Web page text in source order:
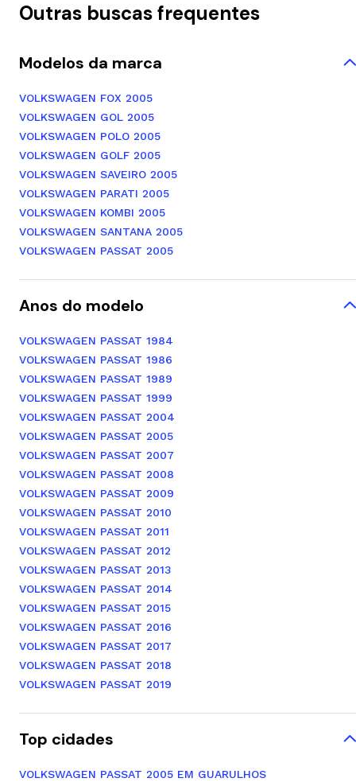
Outras buscas frequentes
Modelos da marca
VOLKSWAGEN FOX 2005
VOLKSWAGEN GOL 2005
VOLKSWAGEN POLO 2005
VOLKSWAGEN GOLF 2005
VOLKSWAGEN SAVEIRO 2005
VOLKSWAGEN PARATI 2005
VOLKSWAGEN KOMBI 2005
VOLKSWAGEN SANTANA 2005
VOLKSWAGEN PASSAT 2005
Anos do modelo
VOLKSWAGEN PASSAT 1984
VOLKSWAGEN PASSAT 1986
VOLKSWAGEN PASSAT 1989
VOLKSWAGEN PASSAT 1999
VOLKSWAGEN PASSAT 2004
VOLKSWAGEN PASSAT 2005
VOLKSWAGEN PASSAT 2007
VOLKSWAGEN PASSAT 2008
VOLKSWAGEN PASSAT 2009
VOLKSWAGEN PASSAT 2010
VOLKSWAGEN PASSAT 2011
VOLKSWAGEN PASSAT 2012
VOLKSWAGEN PASSAT 2013
VOLKSWAGEN PASSAT 2014
VOLKSWAGEN PASSAT 2015
VOLKSWAGEN PASSAT 2016
VOLKSWAGEN PASSAT 2017
VOLKSWAGEN PASSAT 2018
VOLKSWAGEN PASSAT 2019
Top cidades
VOLKSWAGEN PASSAT 2005 EM GUARULHOS